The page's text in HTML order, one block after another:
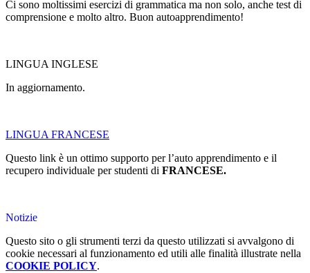
Ci sono moltissimi esercizi di grammatica ma non solo, anche test di
comprensione e molto altro. Buon autoapprendimento!
LINGUA INGLESE
In aggiornamento.
LINGUA FRANCESE
Questo link è un ottimo supporto per l’auto apprendimento e il
recupero individuale per studenti di FRANCESE.
Notizie
Questo sito o gli strumenti terzi da questo utilizzati si avvalgono di
cookie necessari al funzionamento ed utili alle finalità illustrate nella
COOKIE POLICY.